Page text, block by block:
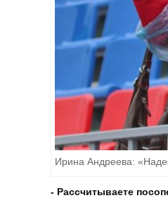
Ирина Андреева:
- Рассчитываете